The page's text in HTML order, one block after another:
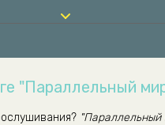
"Параллельный